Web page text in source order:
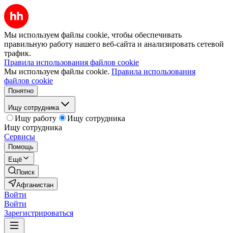
Мы используем файлы cookie, чтобы обеспечивать
правильную работу нашего веб-сайта и анализировать сетевой
трафик.
Правила использования файлов cookie
Мы используем файлы cookie. Правила использования
файлов cookie
Понятно
Ищу сотрудника
Ищу работу
Ищу сотрудника
Ищу сотрудника
Сервисы
Помощь
Ещё
Поиск
Афганистан
Войти
Войти
Зарегистрироваться